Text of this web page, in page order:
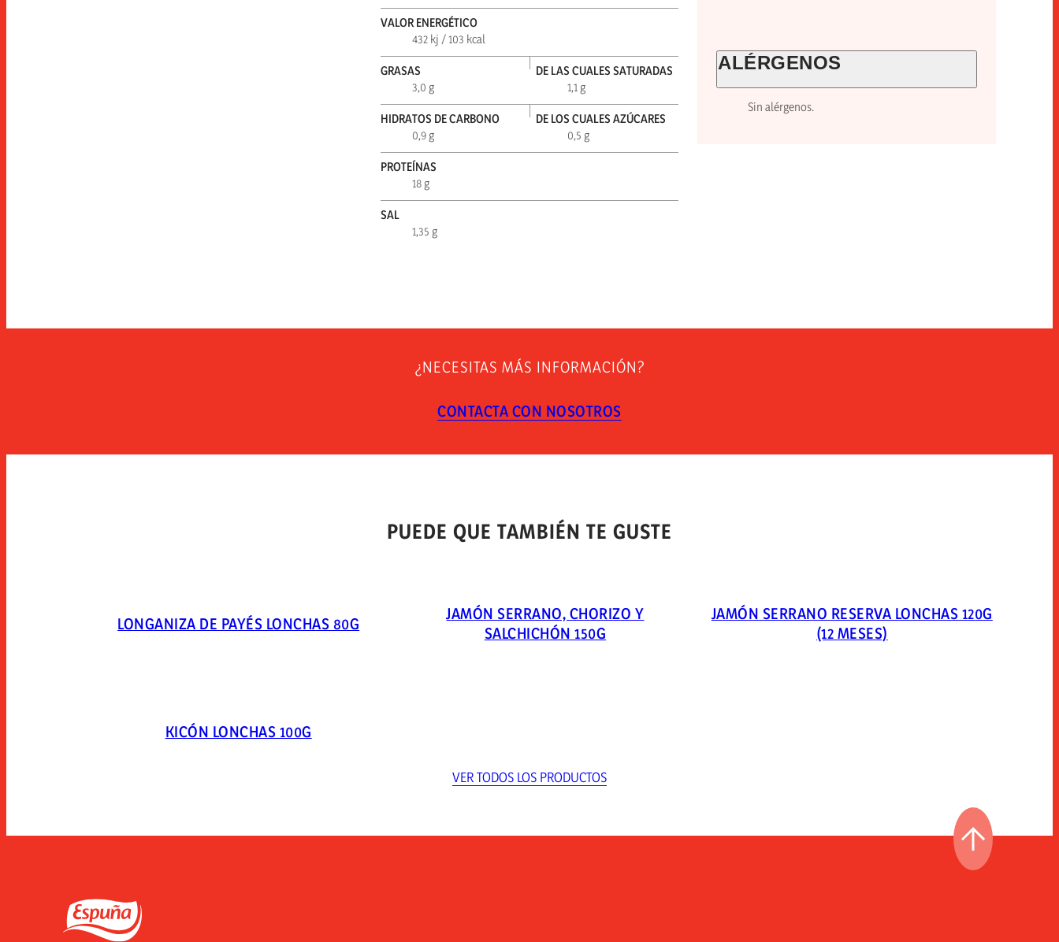
VALOR ENERGÉTICO
432 kj / 103 kcal
GRASAS
3,0 g
DE LAS CUALES SATURADAS
1,1 g
HIDRATOS DE CARBONO
0,9 g
DE LOS CUALES AZÚCARES
0,5 g
PROTEÍNAS
18 g
SAL
1,35 g
ALÉRGENOS
Sin alérgenos
¿NECESITAS MÁS INFORMACIÓN?
CONTACTA CON NOSOTROS
PUEDE QUE TAMBIÉN TE GUSTE
LONGANIZA DE PAYÉS LONCHAS 80G
JAMÓN SERRANO, CHORIZO Y
SALCHICHÓN 150G
JAMÓN SERRANO RESERVA LONCHAS 120G
(12 MESES)
KICÓN LONCHAS 100G
VER TODOS LOS PRODUCTOS
Espuña
IR AL